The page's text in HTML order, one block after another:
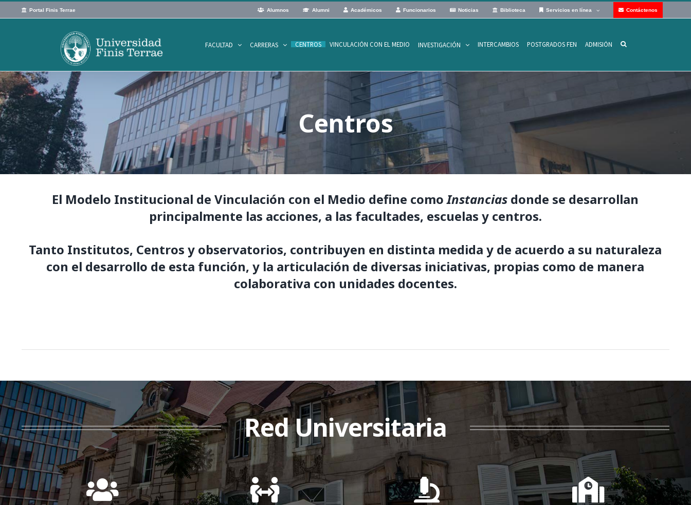
Saltar
Portal Finis Terrae Alumnos Alumni Académicos Funcionarios Noticias Biblioteca Servicios en línea Contáctenos
FACULTAD CARRERAS CENTROS VINCULACIÓN CON EL MEDIO INVESTIGACIÓN INTERCAMBIOS POSTGRADOS FEN ADMISIÓN
Centros
El Modelo Institucional de Vinculación con el Medio define comoInstancias donde se desarrollan
principalmente las acciones, a las facultades, escuelas y centros.
Tanto Institutos, Centros y observatorios, contribuyen en distinta medida y de acuerdo a su naturaleza
con el desarrollo de esta función, y la articulación de diversas iniciativas, propias como de manera
colaborativa con unidades docentes.
Red Universitaria